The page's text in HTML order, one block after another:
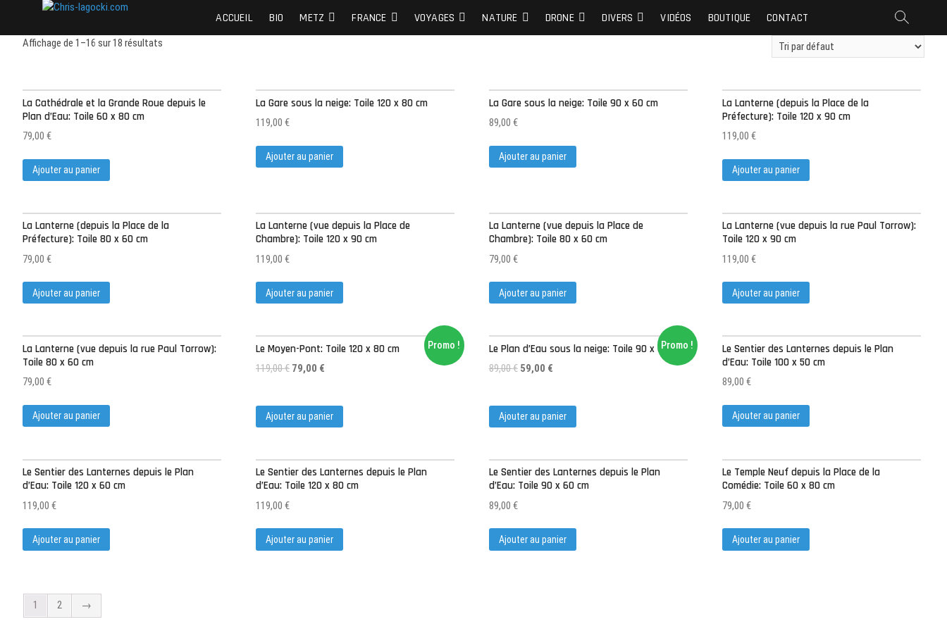
content
Chris-lagocki.com
CES PAGES POUR PRÉSENTER QUELQUES-UNES DE MES PLUS BELLES PHOTOS…
ACCUEIL BIO METZ FRANCE VOYAGES NATURE DRONE DIVERS VIDÉOS BOUTIQUE CONTACT
Affichage de 1–16 sur 18 résultats
La Cathédrale et la Grande Roue depuis le
Plan d’Eau: Toile 60 x 80 cm
79,00 €
Ajouter au panier
La Gare sous la neige: Toile 120 x 80 cm
119,00 €
Ajouter au panier
La Gare sous la neige: Toile 90 x 60 cm
89,00 €
Ajouter au panier
La Lanterne (depuis la Place de la
Préfecture): Toile 120 x 90 cm
119,00 €
Ajouter au panier
La Lanterne (depuis la Place de la
Préfecture): Toile 80 x 60 cm
79,00 €
Ajouter au panier
La Lanterne (vue depuis la Place de
Chambre): Toile 120 x 90 cm
119,00 €
Ajouter au panier
La Lanterne (vue depuis la Place de
Chambre): Toile 80 x 60 cm
79,00 €
Ajouter au panier
La Lanterne (vue depuis la rue Paul Torrow):
Toile 120 x 90 cm
119,00 €
Ajouter au panier
La Lanterne (vue depuis la rue Paul Torrow):
Toile 80 x 60 cm
79,00 €
Ajouter au panier
Promo !
Le Moyen-Pont: Toile 120 x 80 cm
119,00€ 79,00 €
Ajouter au panier
Promo !
Le Plan d’Eau sous la neige: Toile 90 x 60 cm
89,00€ 59,00 €
Ajouter au panier
Le Sentier des Lanternes depuis le Plan
d’Eau: Toile 100 x 50 cm
89,00 €
Ajouter au panier
Le Sentier des Lanternes depuis le Plan
d’Eau: Toile 120 x 60 cm
119,00 €
Ajouter au panier
Le Sentier des Lanternes depuis le Plan
d’Eau: Toile 120 x 80 cm
119,00 €
Ajouter au panier
Le Sentier des Lanternes depuis le Plan
d’Eau: Toile 90 x 60 cm
89,00 €
Ajouter au panier
Le Temple Neuf depuis la Place de la
Comédie: Toile 60 x 80 cm
79,00 €
Ajouter au panier
1 2 →